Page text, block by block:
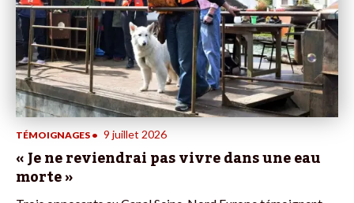
TÉMOIGNAGES • 9 juillet 2026
« Je ne reviendrai pas vivre dans une eau
morte »